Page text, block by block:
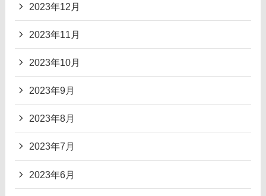
2023年12月
2023年11月
2023年10月
2023年9月
2023年8月
2023年7月
2023年6月